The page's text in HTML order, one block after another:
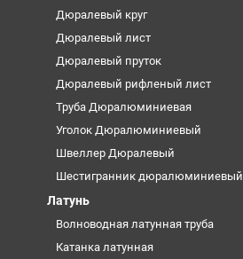
Дюралевый круг
Дюралевый лист
Дюралевый пруток
Дюралевый рифленый лист
Труба Дюралюминиевая
Уголок Дюралюминиевый
Швеллер Дюралевый
Шестигранник дюралюминиевый
Латунь
Волноводная латунная труба
Катанка латунная